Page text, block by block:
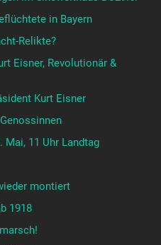
in Bayern
Relikte?
Eisner, Revolutionär &
Kurt Eisner
Mai, 11 Uhr Landtag
montiert
1918